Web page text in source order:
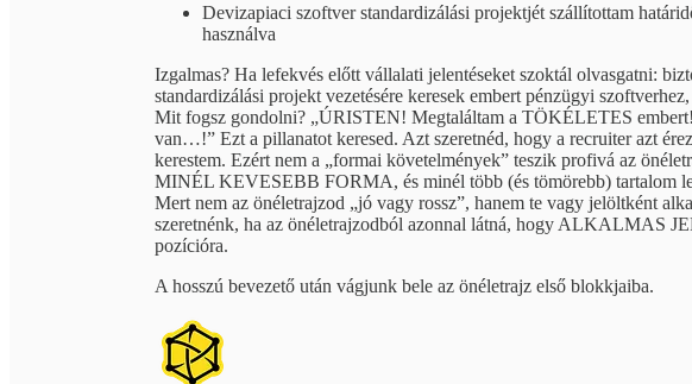
Devizapiaci szoftver standardizálási projektjét szállítottam
használva
Izgalmas? Ha lefekvés előtt vállalati jelentéseket szoktál olvasgatni:
standardizálási projekt vezetésére keresek embert pénzügyi
Mit fogsz gondolni? „ÚRISTEN! Megtaláltam a TÖKÉLETES
van…!” Ezt a pillanatot keresed. Azt szeretnéd, hogy a recruiter azt
kerestem. Ezért nem a „formai követelmények” teszik profivá az
MINÉL KEVESEBB FORMA, és minél több (és tömörebb) tartalom
Mert nem az önéletrajzod „jó vagy rossz”, hanem te vagy jelöltként
szeretnénk, ha az önéletrajzodból azonnal látná, hogy ALKALMAS
pozícióra.
A hosszú bevezető után vágjunk bele az önéletrajz első blokkjaiba.